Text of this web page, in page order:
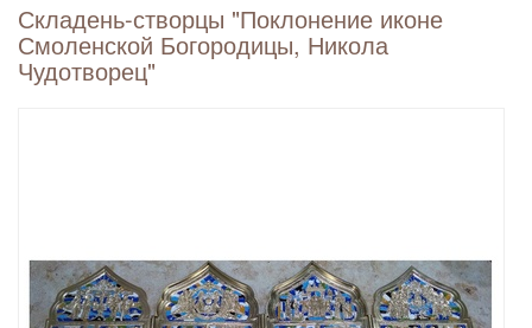
Складень-створцы "Поклонение иконе
Смоленской Богородицы, Никола
Чудотворец"